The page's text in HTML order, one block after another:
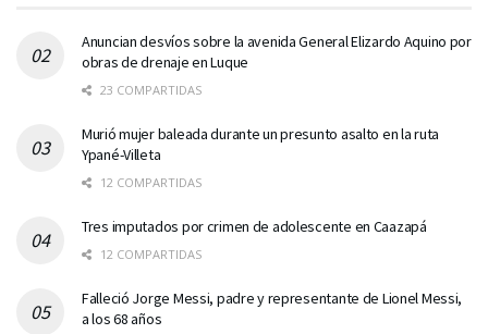
Anuncian desvíos sobre la avenida General Elizardo Aquino por
obras de drenaje en Luque
23 COMPARTIDAS
Murió mujer baleada durante un presunto asalto en la ruta
Ypané-Villeta
12 COMPARTIDAS
Tres imputados por crimen de adolescente en Caazapá
12 COMPARTIDAS
Falleció Jorge Messi, padre y representante de Lionel Messi,
a los 68 años